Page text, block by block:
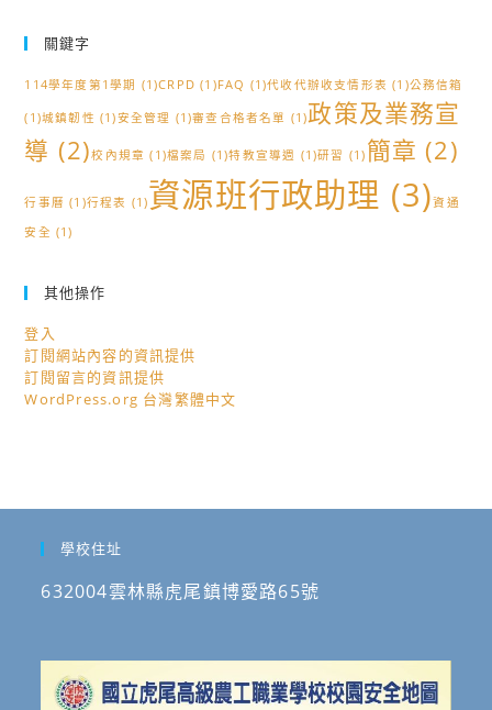
關鍵字
114學年度第1學期 (1)CRPD (1)FAQ (1)代收代辦收支情形表 (1)公務信箱
(1)城鎮韌性 (1)安全管理 (1)審查合格者名單 (1)政策及業務宣
導 (2)校內規章 (1)檔案局 (1)特教宣導週 (1)研習 (1) 簡章 (2)
行事曆 (1)行程表 (1)資源班行政助理 (3)資通
安全 (1)
其他操作
登入
訂閱網站內容的資訊提供
訂閱留言的資訊提供
WordPress.org 台灣繁體中文
學校住址
632004雲林縣虎尾鎮博愛路65號